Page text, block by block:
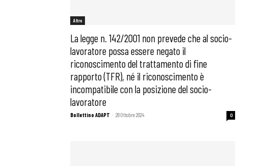
Altro
La legge n. 142/2001 non prevede che al socio-
lavoratore possa essere negato il
riconoscimento del trattamento di fine
rapporto (TFR), né il riconoscimento è
incompatibile con la posizione del socio-
lavoratore
Bollettino ADAPT - 28 Ottobre 2024 0